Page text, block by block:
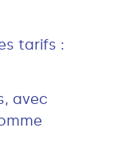
tarifs :
avec